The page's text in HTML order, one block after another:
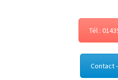
Tél :
Contact